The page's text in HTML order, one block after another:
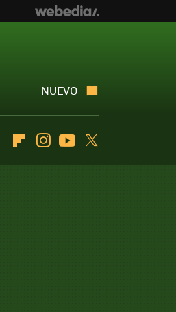
NUEVO
FlipboardInstagramYoutube